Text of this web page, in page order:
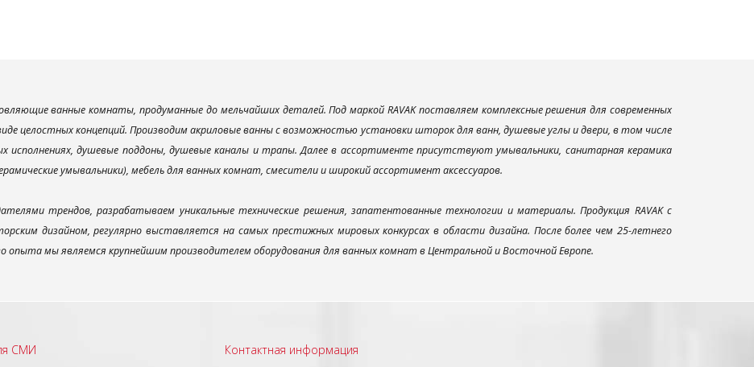
ванные комнаты, продуманные до мельчайших деталей. Под маркой RAVAK поставляем комплексные решения для современных
целостных концепций. Производим акриловые ванны с возможностью установки шторок для ванн, душевые углы и двери, в том числе
исполнениях, душевые поддоны, душевые каналы и трапы. Далее в ассортименте присутствуют умывальники, санитарная керамика
умывальники), мебель для ванных комнат, смесители и широкий ассортимент аксессуаров.
трендов, разрабатываем уникальные технические решения, запатентованные технологии и материалы. Продукция RAVAK с
дизайном, регулярно выставляется на самых престижных мировых конкурсах в области дизайна. После более чем 25-летнего
опыта мы являемся крупнейшим производителем оборудования для ванных комнат в Центральной и Восточной Европе.
СМИ Контактная информация